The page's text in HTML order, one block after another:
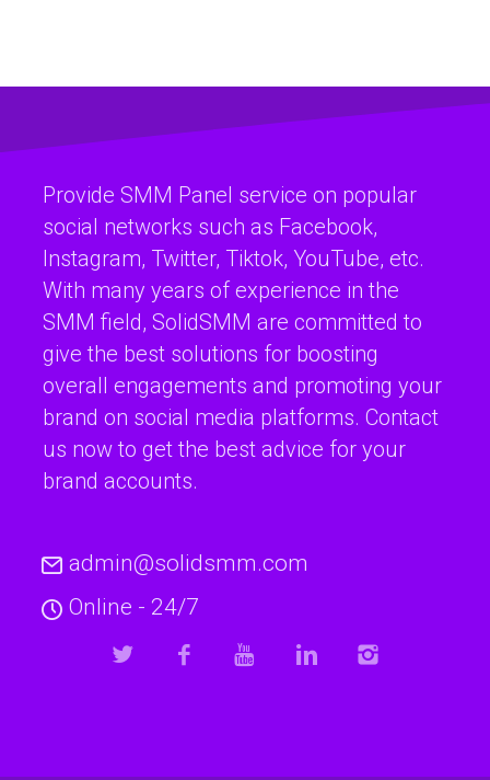
Provide SMM Panel service on popular
social networks such as Facebook,
Instagram, Twitter, Tiktok, YouTube, etc.
With many years of experience in the
SMM field, SolidSMM are committed to
give the best solutions for boosting
overall engagements and promoting your
brand on social media platforms. Contact
us now to get the best advice for your
brand accounts.
admin@solidsmm.com
Online - 24/7